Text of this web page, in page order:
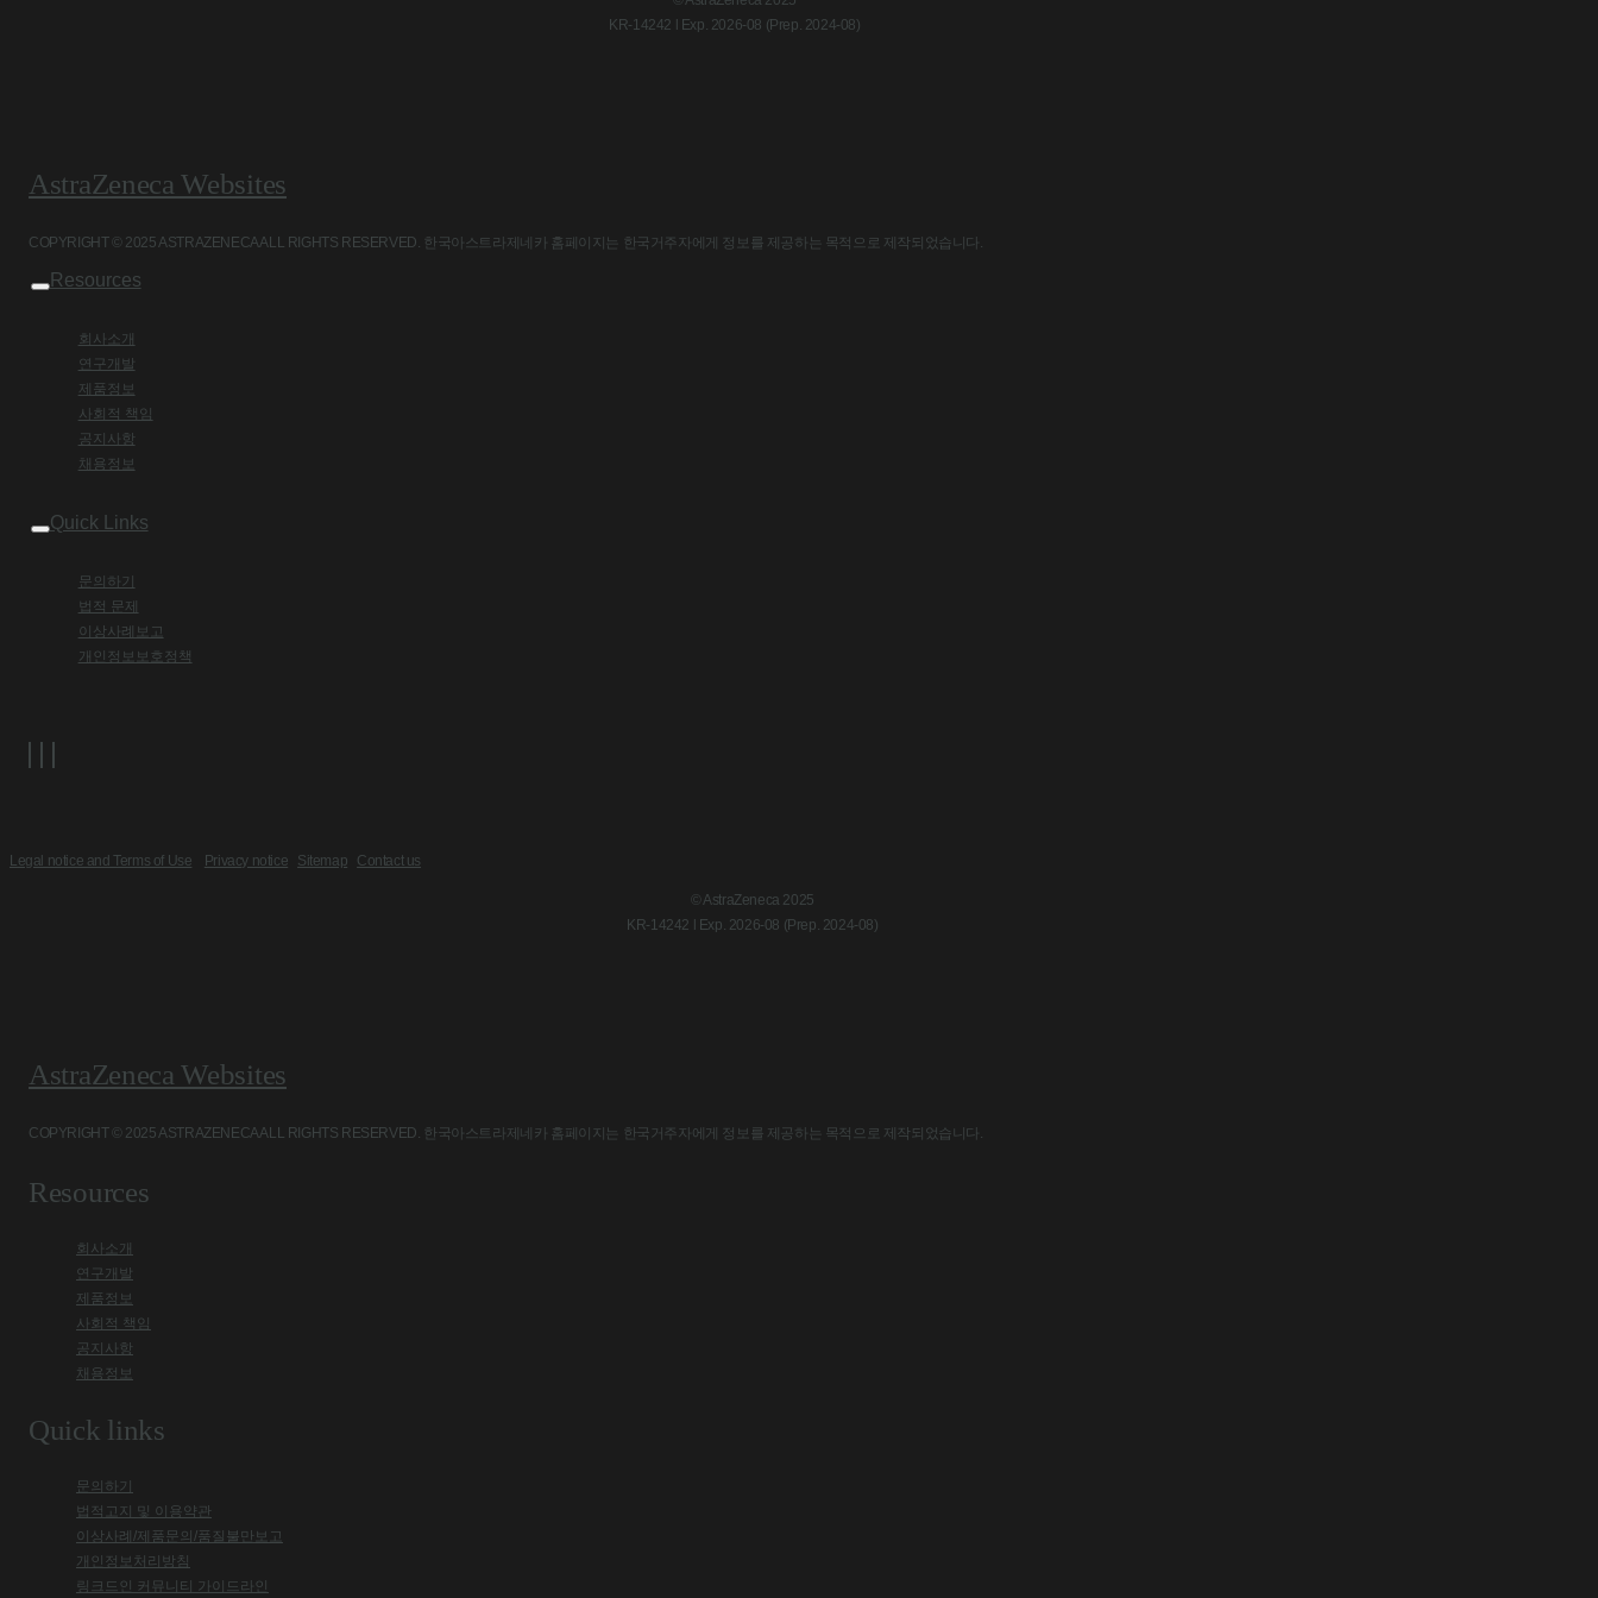
KR-14242 l Exp. 2026-08 (Prep. 2024-08)
AstraZeneca Websites
COPYRIGHT © 2025 ASTRAZENECA ALL RIGHTS RESERVED. 한국아스트라제네카 홈페이지는 한국거주자에게 정보를 제공하는 목적으로 제작되었습니다.
Resources
회사소개
연구개발
제품정보
사회적 책임
공지사항
채용정보
Quick Links
문의하기
법적 문제
이상사례보고
개인정보보호정책
Legal notice and Terms of Use Privacy notice Sitemap Contact us
© AstraZeneca 2025
KR-14242 l Exp. 2026-08 (Prep. 2024-08)
AstraZeneca Websites
COPYRIGHT © 2025 ASTRAZENECA ALL RIGHTS RESERVED. 한국아스트라제네카 홈페이지는 한국거주자에게 정보를 제공하는 목적으로 제작되었습니다.
Resources
회사소개
연구개발
제품정보
사회적 책임
공지사항
채용정보
Quick links
문의하기
법적고지 및 이용약관
이상사례/제품문의/품질불만보고
개인정보처리방침
링크드인 커뮤니티 가이드라인